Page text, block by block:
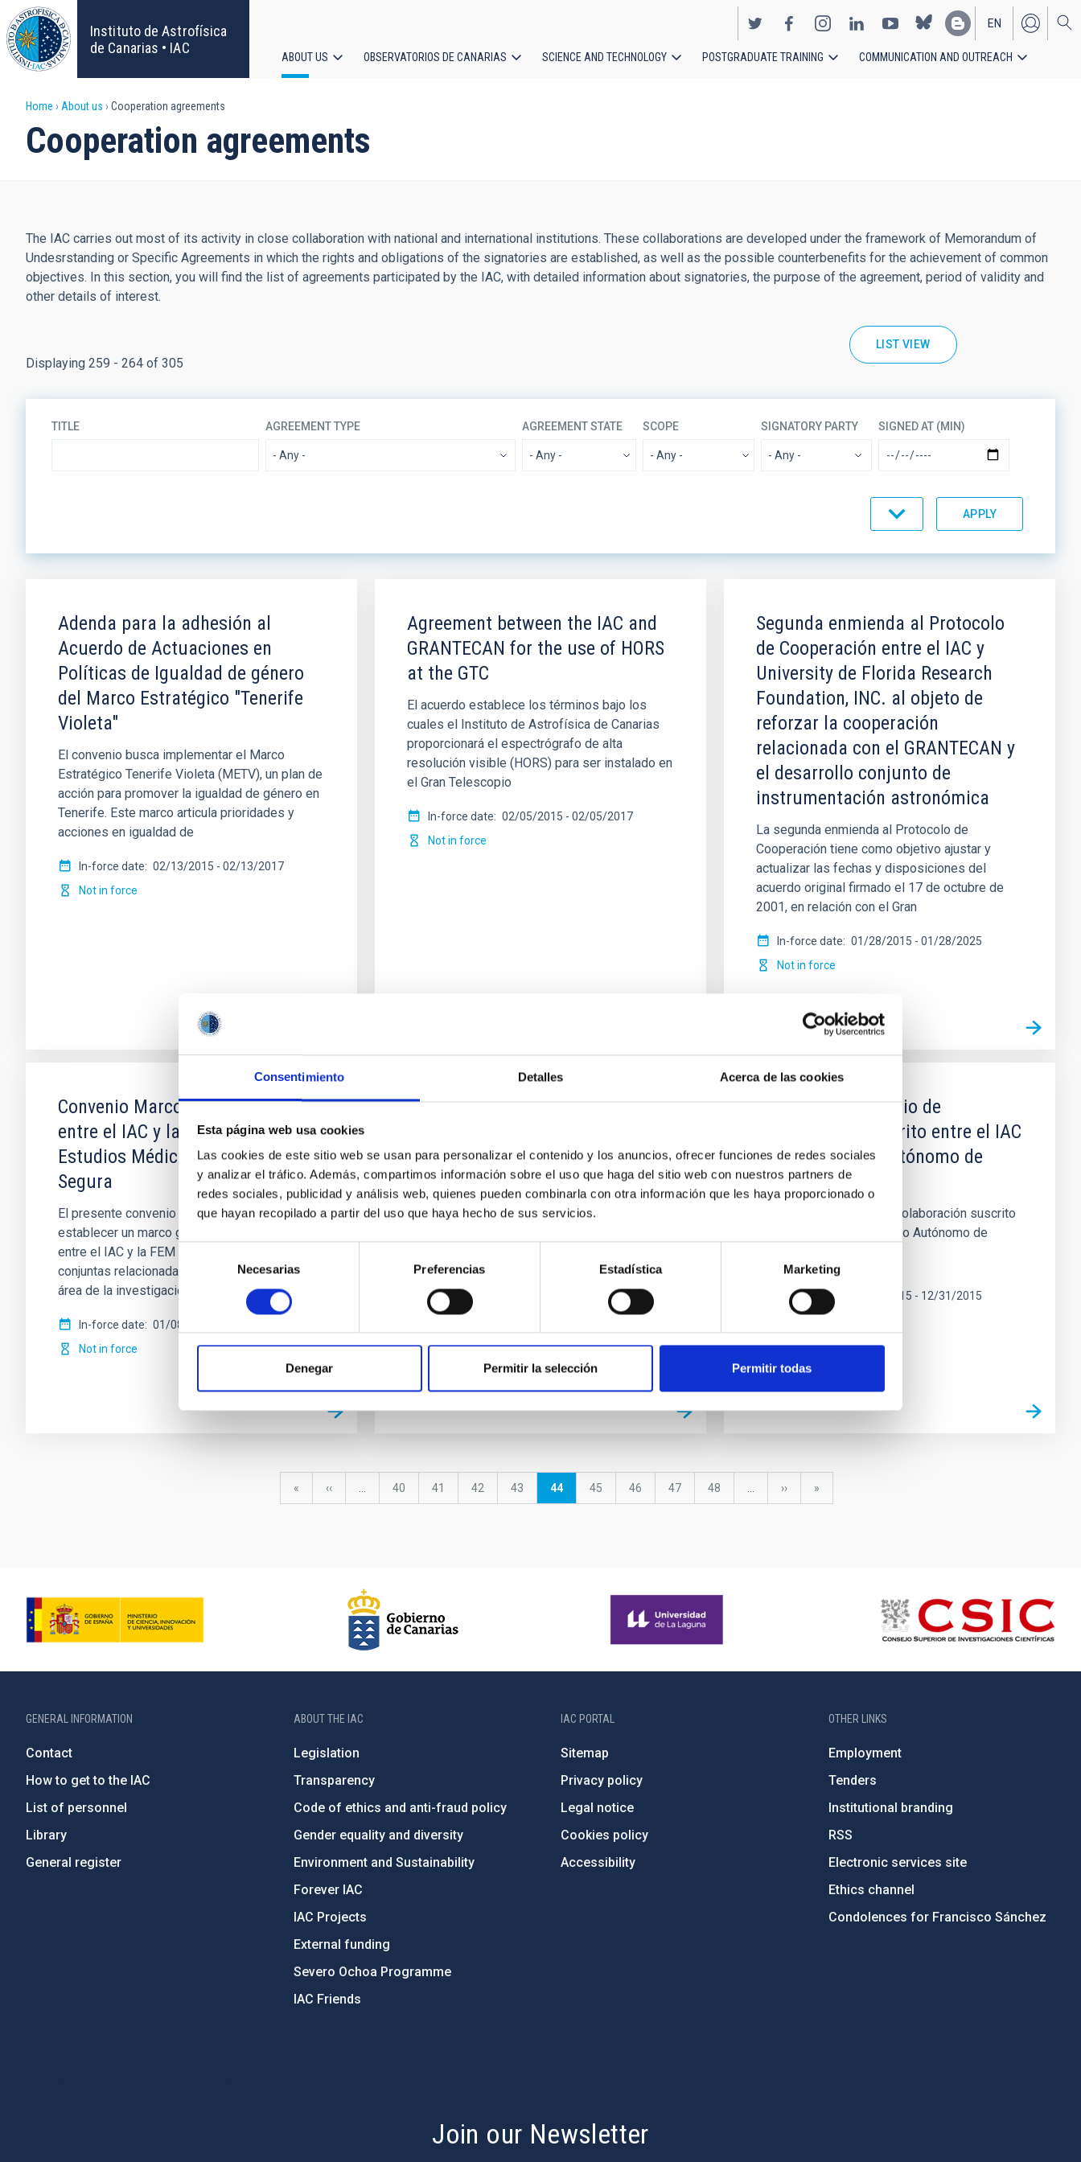
Consentimiento Detalles Acerca de las cookies
Esta página web usa cookies
Las cookies de este sitio web se usan para personalizar el contenido y los anuncios, ofrecer funciones de redes sociales
y analizar el tráfico. Además, compartimos información sobre el uso que haga del sitio web con nuestros partners de
redes sociales, publicidad y análisis web, quienes pueden combinarla con otra información que les haya proporcionado o
que hayan recopilado a partir del uso que haya hecho de sus servicios.
consentimiento
Necesarias Preferencias Estadística Marketing
Denegar Permitir la selección Permitir todas
Skip
to
main
content
Instituto de Astrofísica
de Canarias • IAC
EN
ES
Main
navigation
ABOUT US OBSERVATORIOS DE CANARIAS SCIENCE AND TECHNOLOGY POSTGRADUATE TRAINING COMMUNICATION AND OUTREACH
Breadcrumb
Home About us Cooperation agreements
Cooperation agreements
The IAC carries out most of its activity in close collaboration with national and international institutions. These collaborations are developed under the framework of Memorandum of
Undesrstanding or Specific Agreements in which the rights and obligations of the signatories are established, as well as the possible counterbenefits for the achievement of common
objectives. In this section, you will find the list of agreements participated by the IAC, with detailed information about signatories, the purpose of the agreement, period of validity and
other details of interest.
LIST VIEW
Displaying 259 - 264 of 305
TITLE AGREEMENT TYPE AGREEMENT STATE SCOPE SIGNATORY PARTY
- Any -
SIGNED AT (MIN)
Adenda para la adhesión al
Acuerdo de Actuaciones en
Políticas de Igualdad de género
del Marco Estratégico "Tenerife
Violeta"
El convenio busca implementar el Marco
Estratégico Tenerife Violeta (METV), un plan de
acción para promover la igualdad de género en
Tenerife. Este marco articula prioridades y
acciones en igualdad de
In-force date 02/13/2015 - 02/13/2017
Not in force
Agreement between the IAC and
GRANTECAN for the use of HORS
at the GTC
El acuerdo establece los términos bajo los
cuales el Instituto de Astrofísica de Canarias
proporcionará el espectrógrafo de alta
resolución visible (HORS) para ser instalado en
el Gran Telescopio
In-force date 02/05/2015 - 02/05/2017
Not in force
Segunda enmienda al Protocolo
de Cooperación entre el IAC y
University de Florida Research
Foundation, INC. al objeto de
reforzar la cooperación
relacionada con el GRANTECAN y
el desarrollo conjunto de
instrumentación astronómica
La segunda enmienda al Protocolo de
Cooperación tiene como objetivo ajustar y
actualizar las fechas y disposiciones del
acuerdo original firmado el 17 de octubre de
2001, en relación con el Gran
In-force date 01/28/2015 - 01/28/2025
Not in force
Convenio Marco de colaboración
entre el IAC y la Fundación de
Estudios Médicos de Molina de
Segura
El presente convenio tiene por objeto
establecer un marco general de colaboración
entre el IAC y la FEM para fomentar actividades
conjuntas relacionadas con la formación en el
área de la investigación
In-force date 01/08/2015
Not in force
Acuerdo entre el IAC y la FECYT
Web of Science
Acuerdo entre el IAC y la FECYT para el acceso
a la base de datos Web of Science
Not in force
Resolución Convenio de
colaboración suscrito entre el IAC
y el Organismo Autónomo de
Museos
Resolución Convenio de colaboración suscrito
entre el IAC y el Organismo Autónomo de
In-force date 01/01/2015 - 12/31/2015
First
«
Previous
‹‹ Page
40 Page
41 Page
42 Page
43
Current
44 Page
45 Page
46 Page
47 Page
48
Next
››
last
»
GENERAL INFORMATION
Contact
How to get to the IAC
List of personnel
Library
General register
ABOUT THE IAC
Legislation
Transparency
Code of ethics and anti-fraud policy
Gender equality and diversity
Environment and Sustainability
Forever IAC
IAC Projects
External funding
Severo Ochoa Programme
IAC Friends
IAC PORTAL
Sitemap
Privacy policy
Legal notice
Cookies policy
Accessibility
OTHER LINKS
Employment
Tenders
Institutional branding
RSS
Electronic services site
Ethics channel
Condolences for Francisco Sánchez
Join our Newsletter